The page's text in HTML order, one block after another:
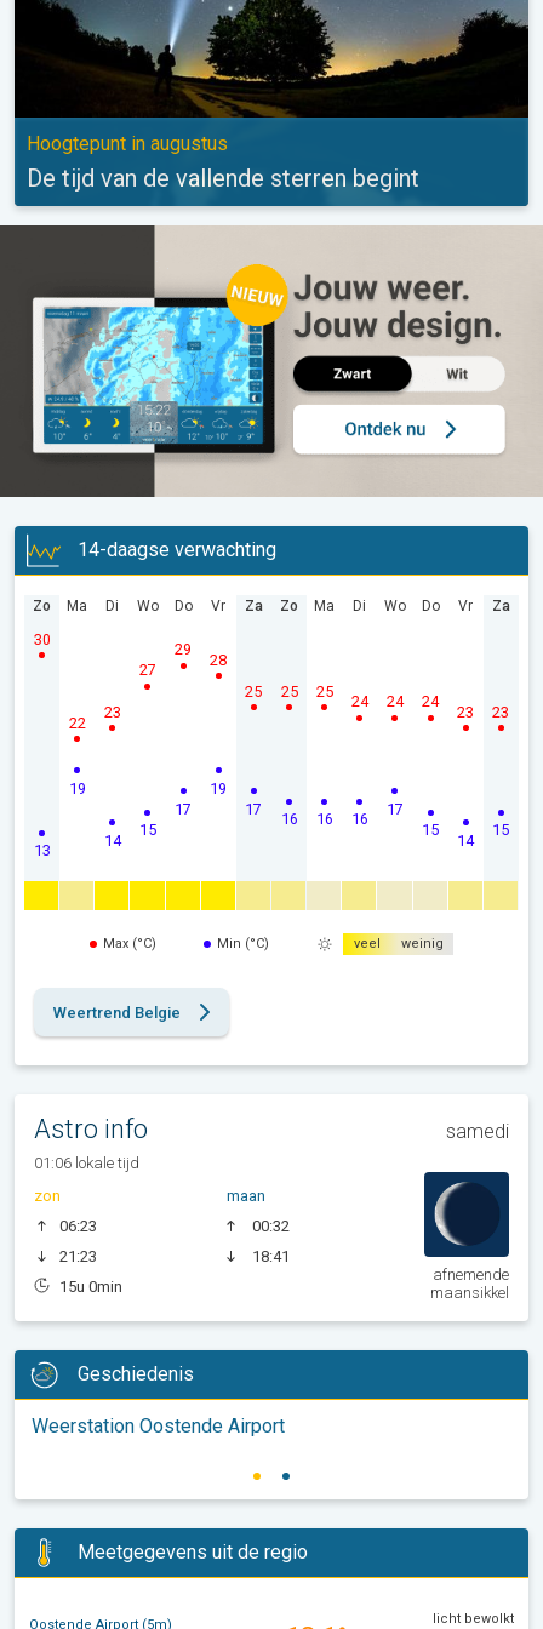
Hoogtepunt in augustus
De tijd van de vallende sterren begint
14-daagse verwachting
Zo
13
30
Ma
19
22
Di
14
23
Wo
15
27
Do
17
29
Vr
19
28
Za
17
25
Zo
16
25
Ma
16
25
Di
16
24
Wo
17
24
Do
15
24
Vr
14
23
Za
15
23
Max (°C) Min (°C) veel weinig
Weertrend Belgie
Astro info samedi
01:06 lokale tijd
zon
06:23
21:23
15u 0min
maan
00:32
18:41
afnemende
maansikkel
Geschiedenis
Weerstation Oostende Airport
Meetgegevens uit de regio
Oostende Airport (5m) licht bewolkt